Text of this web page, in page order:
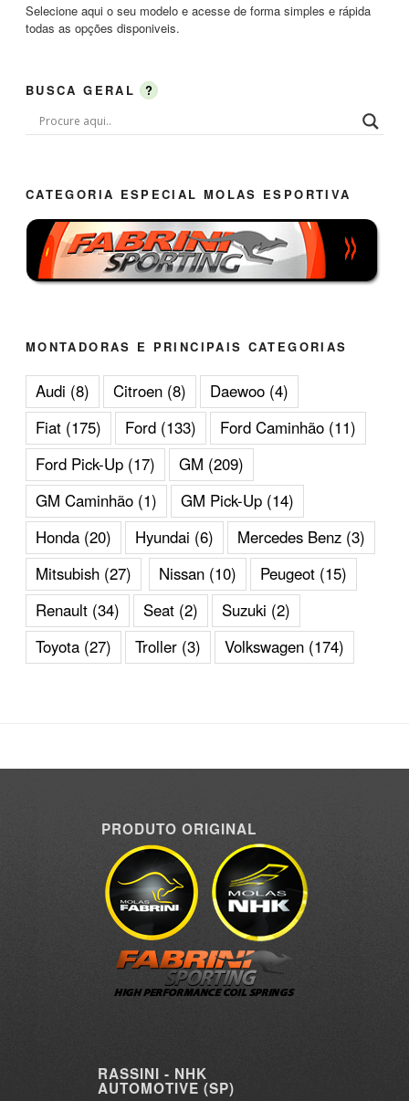
Selecione aqui o seu modelo e acesse de forma simples e rápida
todas as opções disponiveis.
BUSCA GERAL ?
CATEGORIA ESPECIAL MOLAS ESPORTIVA
MONTADORAS E PRINCIPAIS CATEGORIAS
Audi (8) Citroen (8) Daewoo (4)
Fiat (175) Ford (133) Ford Caminhão (11)
Ford Pick-Up (17) GM (209)
GM Caminhão (1) GM Pick-Up (14)
Honda (20) Hyundai (6) Mercedes Benz (3)
Mitsubish (27) Nissan (10) Peugeot (15)
Renault (34) Seat (2) Suzuki (2)
Toyota (27) Troller (3) Volkswagen (174)
PRODUTO ORIGINAL
RASSINI - NHK
AUTOMOTIVE (SP)